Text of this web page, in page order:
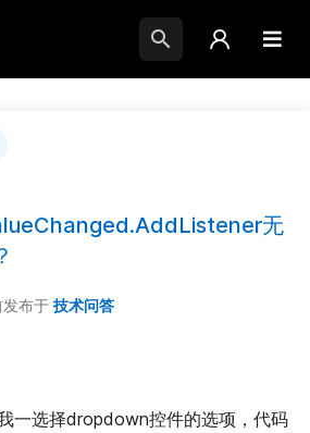
无
发布于 技术问答
一选择dropdown控件的选项，代码